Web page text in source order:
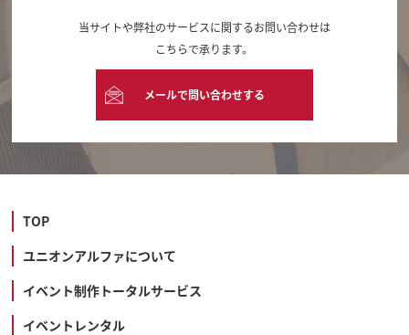
当サイトや弊社のサービスに関するお問い合わせは
こちらで承ります。
メールで問い合わせする
TOP
ユニオンアルファについて
イベント制作トータルサービス
イベントレンタル